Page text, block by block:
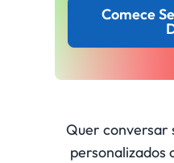
Comece
Quer conversar
personalizados